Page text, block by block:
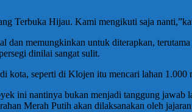
Terbuka Hijau. Kami mengikuti saja
dan memungkinkan untuk diterapkan,
dinilai sangat sulit.
kota, seperti di Klojen itu mencari lahan
ini nantinya bukan menjadi tanggung
Merah Putih akan dilaksanakan oleh